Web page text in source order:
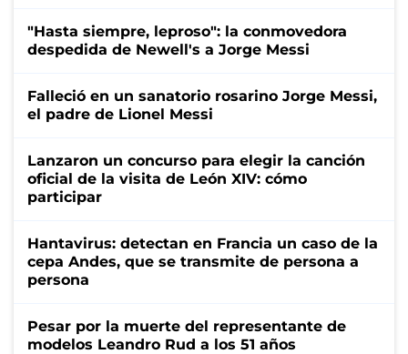
"Hasta siempre, leproso": la conmovedora
despedida de Newell's a Jorge Messi
Falleció en un sanatorio rosarino Jorge Messi,
el padre de Lionel Messi
Lanzaron un concurso para elegir la canción
oficial de la visita de León XIV: cómo
participar
Hantavirus: detectan en Francia un caso de la
cepa Andes, que se transmite de persona a
persona
Pesar por la muerte del representante de
modelos Leandro Rud a los 51 años